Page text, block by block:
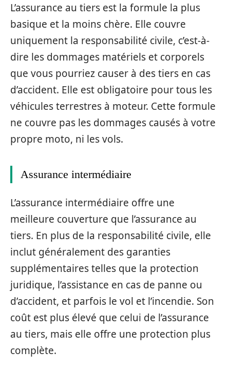
L’assurance au tiers est la formule la plus
basique et la moins chère. Elle couvre
uniquement la responsabilité civile, c’est-à-
dire les dommages matériels et corporels
que vous pourriez causer à des tiers en cas
d’accident. Elle est obligatoire pour tous les
véhicules terrestres à moteur. Cette formule
ne couvre pas les dommages causés à votre
propre moto, ni les vols.
Assurance intermédiaire
L’assurance intermédiaire offre une
meilleure couverture que l’assurance au
tiers. En plus de la responsabilité civile, elle
inclut généralement des garanties
supplémentaires telles que la protection
juridique, l’assistance en cas de panne ou
d’accident, et parfois le vol et l’incendie. Son
coût est plus élevé que celui de l’assurance
au tiers, mais elle offre une protection plus
complète.